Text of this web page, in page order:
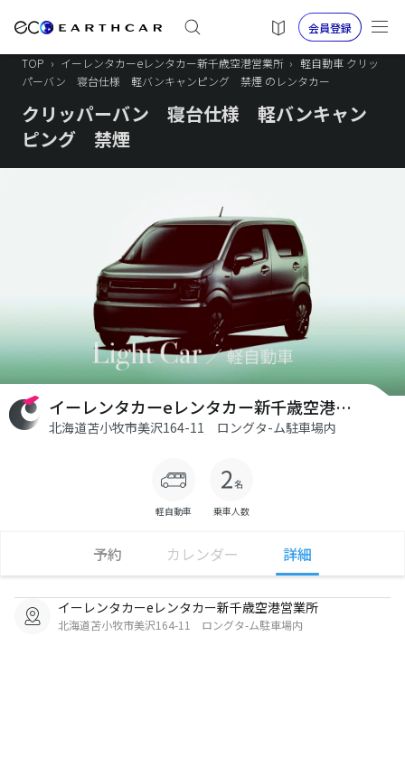
会員登録
TOP › イーレンタカーeレンタカー新千歳空港営業所 › 軽自動車 クリッ
パーバン 寝台仕様 軽バンキャンピング 禁煙 のレンタカー
クリッパーバン 寝台仕様 軽バンキャン
ピング 禁煙
イーレンタカーeレンタカー新千歳空港営業所
北海道苫小牧市美沢164-11 ロングタ-ム駐車場内
軽自動車 乗車人数
予約 カレンダー 詳細
イーレンタカーeレンタカー新千歳空港営業所
北海道苫小牧市美沢164-11 ロングタ-ム駐車場内